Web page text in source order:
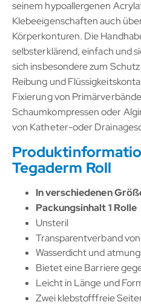
seinem hypoallergenen
Klebeeigenschaften auch
Körperkonturen. Die
selbsterklärend, einfach und
sich insbesondere zum
Reibung und
Fixierung von
Schaumkompressen oder
von Katheter-oder
Tegaderm Roll
In verschiedenen
Packungsinhalt 1 Rolle
Unsteril
Transparentverband
Wasserdicht und
Bietet eine Barriere
Leicht in Länge und
Zwei klebstofffreie